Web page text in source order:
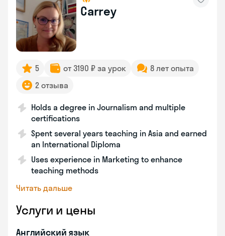
Carrey
5 от 3190 ₽ за урок
8 лет опыта
2 отзыва
Holds a degree in Journalism and multiple
certifications
Spent several years teaching in Asia and earned
an International Diploma
Uses experience in Marketing to enhance
teaching methods
Читать дальше
Услуги и цены
Английский язык